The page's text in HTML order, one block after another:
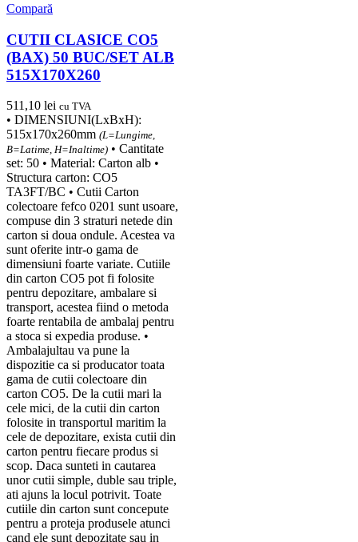
Compară
CUTII CLASICE CO5
(BAX) 50 BUC/SET ALB
515X170X260
511,10 lei cu TVA
• DIMENSIUNI(LxBxH):
515x170x260mm (L=Lungime,
B=Latime, H=Inaltime) • Cantitate
set: 50 • Material: Carton alb •
Structura carton: CO5
TA3FT/BC • Cutii Carton
colectoare fefco 0201 sunt usoare,
compuse din 3 straturi netede din
carton si doua ondule. Acestea va
sunt oferite intr-o gama de
dimensiuni foarte variate. Cutiile
din carton CO5 pot fi folosite
pentru depozitare, ambalare si
transport, acestea fiind o metoda
foarte rentabila de ambalaj pentru
a stoca si expedia produse. •
Ambalajultau va pune la
dispozitie ca si producator toata
gama de cutii colectoare din
carton CO5. De la cutii mari la
cele mici, de la cutii din carton
folosite in transportul maritim la
cele de depozitare, exista cutii din
carton pentru fiecare produs si
scop. Daca sunteti in cautarea
unor cutii simple, duble sau triple,
ati ajuns la locul potrivit. Toate
cutiile din carton sunt concepute
pentru a proteja produsele atunci
cand ele sunt depozitate sau in